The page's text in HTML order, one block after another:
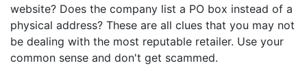
website? Does the company list a PO box instead of a
physical address? These are all clues that you may not
be dealing with the most reputable retailer. Use your
common sense and don't get scammed.